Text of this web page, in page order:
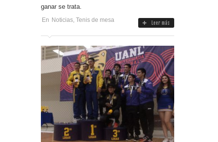
ganar se trata.
En Noticias Tenis de mesa Leer más